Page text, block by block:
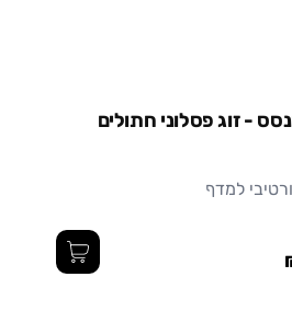
- זוג פסלוני חתולים
למדף